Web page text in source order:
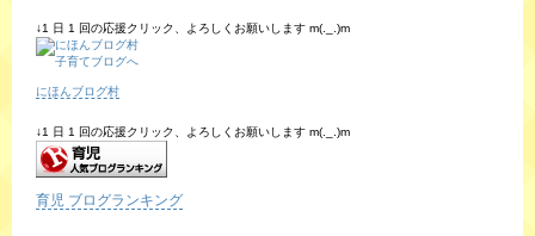
↓1 日 1 回の応援クリック、よろしくお願いします m(._.)m
にほんブログ村
↓1 日 1 回の応援クリック、よろしくお願いします m(._.)m
育児 ブログランキング